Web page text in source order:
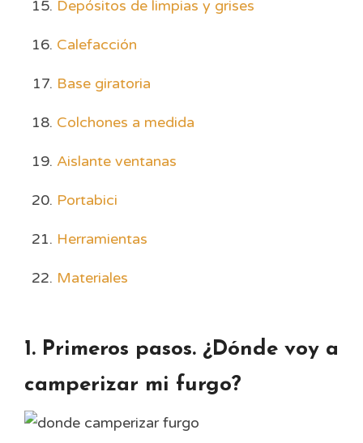
Depósitos de limpias y grises
Calefacción
Base giratoria
Colchones a medida
Aislante ventanas
Portabici
Herramientas
Materiales
1. Primeros pasos. ¿Dónde voy a
camperizar mi furgo?